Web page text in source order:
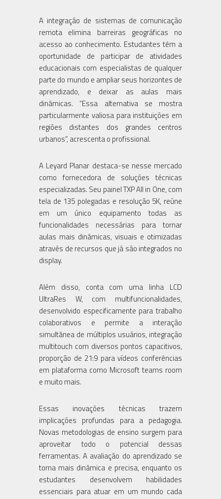
A integração de sistemas de comunicação
remota elimina barreiras geográficas no
acesso ao conhecimento. Estudantes têm a
oportunidade de participar de atividades
educacionais com especialistas de qualquer
parte do mundo e ampliar seus horizontes de
aprendizado, e deixar as aulas mais
dinâmicas. “Essa alternativa se mostra
particularmente valiosa para instituições em
regiões distantes dos grandes centros
urbanos”, acrescenta o profissional.
A Leyard Planar destaca-se nesse mercado
como fornecedora de soluções técnicas
especializadas. Seu painel TXP All in One, com
tela de 135 polegadas e resolução 5K, reúne
em um único equipamento todas as
funcionalidades necessárias para tornar
aulas mais dinâmicas, visuais e otimizadas
através de recursos que já são integrados no
display.
Além disso, conta com uma linha LCD
UltraRes W, com multifuncionalidades,
desenvolvido especificamente para trabalho
colaborativos e permite a interação
simultânea de múltiplos usuários, integração
multitouch com diversos pontos capacitivos,
proporção de 21:9 para vídeos conferências
em plataforma como Microsoft teams room
e muito mais.
Essas inovações técnicas trazem
implicações profundas para a pedagogia.
Novas metodologias de ensino surgem para
aproveitar todo o potencial dessas
ferramentas. A avaliação do aprendizado se
torna mais dinâmica e precisa, enquanto os
estudantes desenvolvem habilidades
essenciais para atuar em um mundo cada